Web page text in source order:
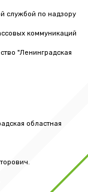
службой по надзору
коммуникаций
"Ленинградская
областная